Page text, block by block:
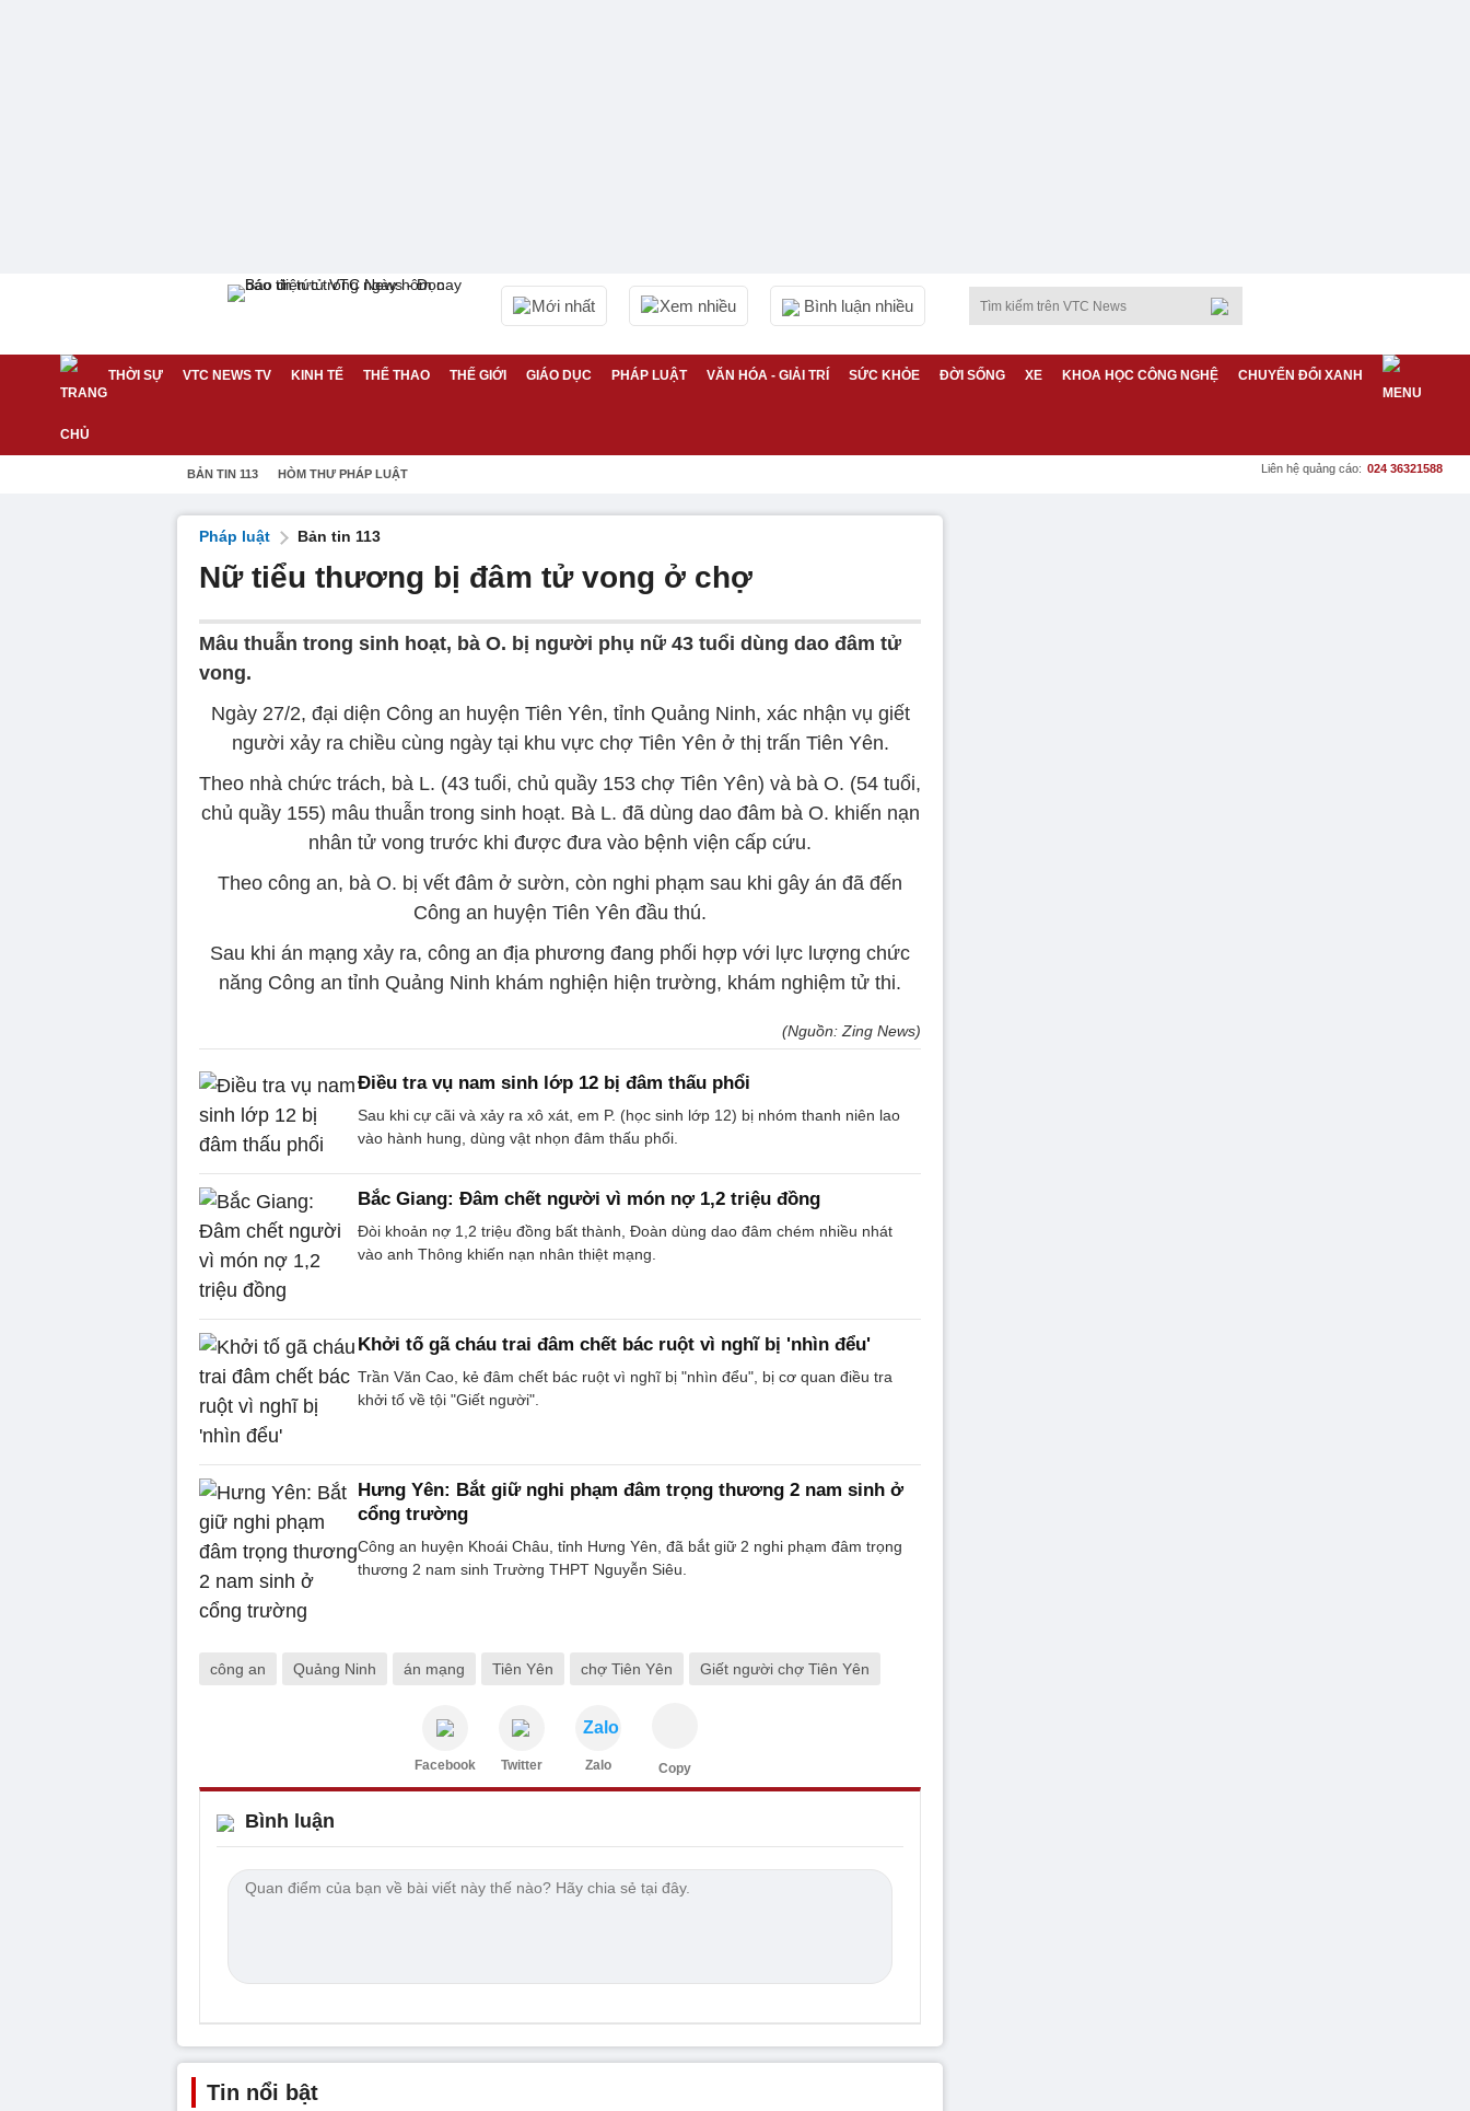
Mới nhất Xem nhiều Bình luận nhiều
THỜI SỰ VTC NEWS TV KINH TẾ THỂ THAO THẾ GIỚI GIÁO DỤC PHÁP LUẬT VĂN HÓA - GIẢI TRÍ SỨC KHỎE ĐỜI SỐNG XE KHOA HỌC CÔNG NGHỆ CHUYỂN ĐỔI XANH
BẢN TIN 113 HÒM THƯ PHÁP LUẬT Liên hệ quảng cáo: 024 36321588
Pháp luật Bản tin 113
Nữ tiểu thương bị đâm tử vong ở chợ
Mâu thuẫn trong sinh hoạt, bà O. bị người phụ nữ 43 tuổi dùng dao đâm tử
vong.
Ngày 27/2, đại diện Công an huyện Tiên Yên, tỉnh Quảng Ninh, xác nhận vụ giết
người xảy ra chiều cùng ngày tại khu vực chợ Tiên Yên ở thị trấn Tiên Yên.
Theo nhà chức trách, bà L. (43 tuổi, chủ quầy 153 chợ Tiên Yên) và bà O. (54 tuổi,
chủ quầy 155) mâu thuẫn trong sinh hoạt. Bà L. đã dùng dao đâm bà O. khiến nạn
nhân tử vong trước khi được đưa vào bệnh viện cấp cứu.
Theo công an, bà O. bị vết đâm ở sườn, còn nghi phạm sau khi gây án đã đến
Công an huyện Tiên Yên đầu thú.
Sau khi án mạng xảy ra, công an địa phương đang phối hợp với lực lượng chức
năng Công an tỉnh Quảng Ninh khám nghiện hiện trường, khám nghiệm tử thi.
(Nguồn: Zing News)
Điều tra vụ nam sinh lớp 12 bị đâm thấu phổi
Sau khi cự cãi và xảy ra xô xát, em P. (học sinh lớp 12) bị nhóm thanh niên lao
vào hành hung, dùng vật nhọn đâm thấu phổi.
Bắc Giang: Đâm chết người vì món nợ 1,2 triệu đồng
Đòi khoản nợ 1,2 triệu đồng bất thành, Đoàn dùng dao đâm chém nhiều nhát
vào anh Thông khiến nạn nhân thiệt mạng.
Khởi tố gã cháu trai đâm chết bác ruột vì nghĩ bị 'nhìn đểu'
Trần Văn Cao, kẻ đâm chết bác ruột vì nghĩ bị "nhìn đểu", bị cơ quan điều tra
khởi tố về tội "Giết người".
Hưng Yên: Bắt giữ nghi phạm đâm trọng thương 2 nam sinh ở
cổng trường
Công an huyện Khoái Châu, tỉnh Hưng Yên, đã bắt giữ 2 nghi phạm đâm trọng
thương 2 nam sinh Trường THPT Nguyễn Siêu.
công an Quảng Ninh án mạng Tiên Yên chợ Tiên Yên Giết người chợ Tiên Yên
Facebook Twitter
Zalo
Zalo Copy
Bình luận
Tin nổi bật